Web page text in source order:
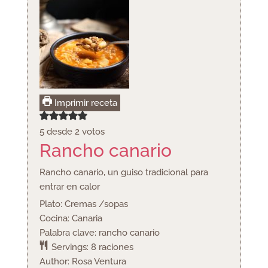
Imprimir receta
5desde 2votos
Rancho canario
Rancho canario, un guiso tradicional para
entrar en calor
Plato: Cremas /sopas
Cocina: Canaria
Palabra clave: rancho canario
Servings: 8 raciones
Author: Rosa Ventura